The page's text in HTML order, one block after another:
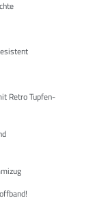
Retro Tupfen-